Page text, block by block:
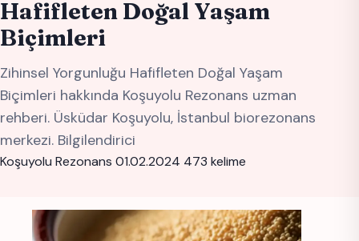
Hafifleten Doğal Yaşam
Biçimleri
Zihinsel Yorgunluğu Hafifleten Doğal Yaşam
Biçimleri hakkında Koşuyolu Rezonans uzman
rehberi. Üsküdar Koşuyolu, İstanbul biorezonans
merkezi. Bilgilendirici
Koşuyolu Rezonans 01.02.2024 473 kelime